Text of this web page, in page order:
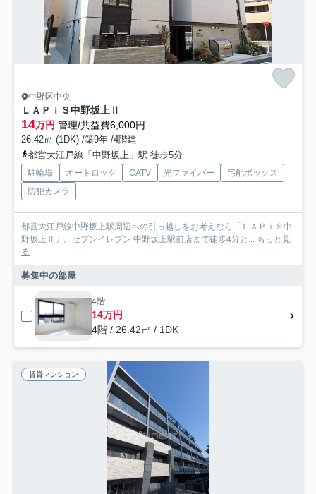
中野区中央
ＬＡＰｉＳ中野坂上Ⅱ
14万円 管理/共益費6,000円
26.42㎡ (1DK) /築9年 /4階建
都営大江戸線「中野坂上」駅 徒歩5分
駐輪場 オートロック CATV 光ファイバー
宅配ボックス
防犯カメラ
都営大江戸線中野坂上駅周辺への引っ越しをお考えなら「ＬＡＰｉＳ中
野坂上Ⅱ」。セブンイレブン 中野坂上駅前店まで徒歩4分と... もっと見
る
募集中の部屋
4階
14万円
4階 / 26.42㎡ / 1DK
賃貸マンション